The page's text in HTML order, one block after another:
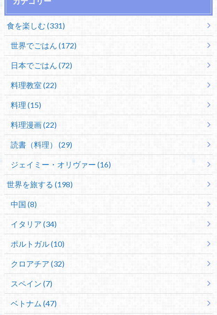
食を楽しむ (331)
世界でごはん (172)
日本でごはん (72)
料理教室 (22)
料理 (15)
料理漫画 (22)
読書（料理） (29)
ジェイミー・オリヴァー (16)
世界を旅する (198)
中国 (8)
イタリア (34)
ポルトガル (10)
クロアチア (32)
スペイン (7)
ベトナム (47)